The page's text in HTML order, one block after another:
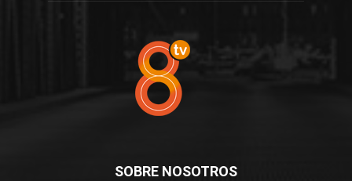
SOBRE NOSOTROS